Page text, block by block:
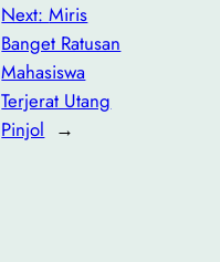
Next:Miris
Banget Ratusan
Mahasiswa
Terjerat Utang
Pinjol →